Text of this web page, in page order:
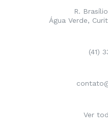
R.
Água Verde,
(41)
Ver